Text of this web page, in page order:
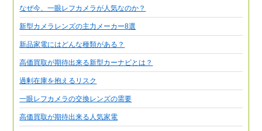
なぜ今、一眼レフカメラが人気なのか？
新型カメラレンズの主力メーカー8選
新品家電にはどんな種類がある？
高価買取が期待出来る新型カーナビとは？
過剰在庫を抱えるリスク
一眼レフカメラの交換レンズの需要
高価買取が期待出来る人気家電